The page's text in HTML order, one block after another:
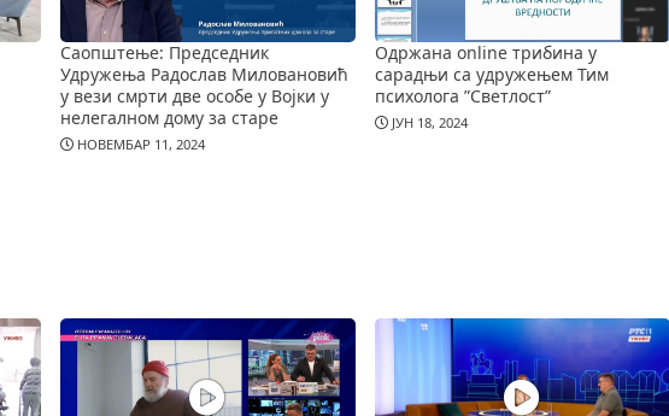
Саопштење: Председник
Удружења Радослав Миловановић
у вези смрти две особе у Војки у
нелегалном дому за старе
НОВЕМБАР 11, 2024
Одржана online трибина у
сарадњи са удружењем Тим
психолога ”Светлост”
ЈУН 18, 2024